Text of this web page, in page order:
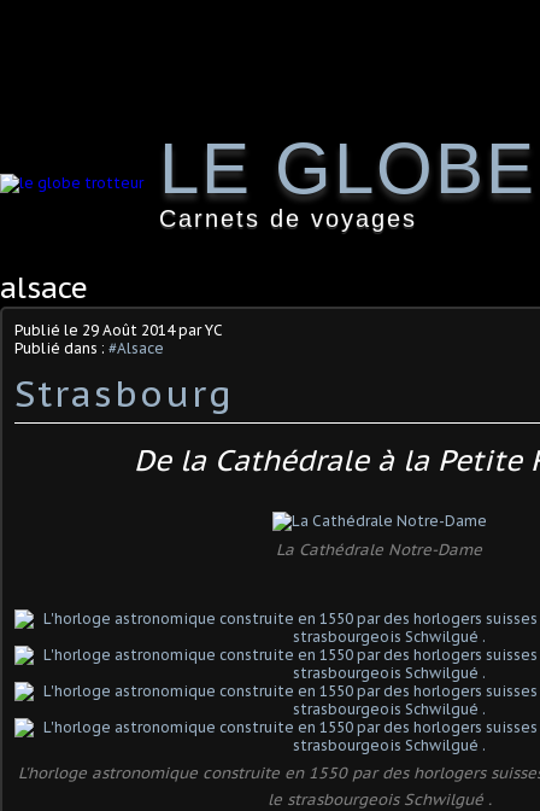
LE
Carnets de voyages
alsace
Publié le 29 Août 2014par YC
Publié dans : #Alsace
Strasbourg
De la Cathédrale à la Petite
La Cathédrale Notre-Dame
L'horloge astronomique construite en 1550 par des horlogers
le strasbourgeois Schwilgué .